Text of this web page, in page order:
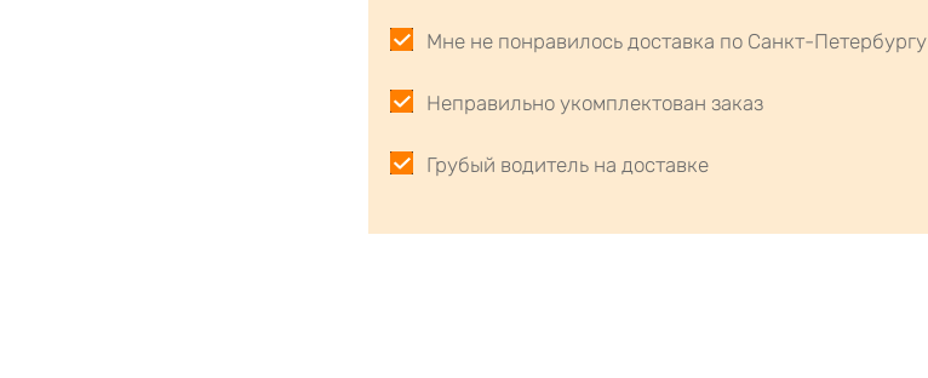
Мне не понравилось доставка по Санкт-Петербургу
Неправильно укомплектован заказ
Грубый водитель на доставке